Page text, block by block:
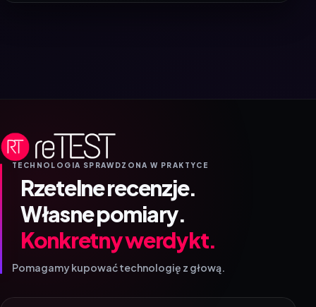
TECHNOLOGIA SPRAWDZONA W PRAKTYCE
Rzetelne recenzje.
Własne pomiary.
Konkretny werdykt.
Pomagamy kupować technologię z głową.